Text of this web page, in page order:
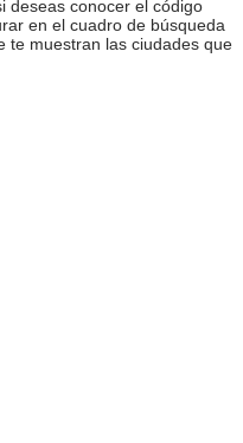
deseas conocer el código
en el cuadro de búsqueda
te muestran las ciudades que